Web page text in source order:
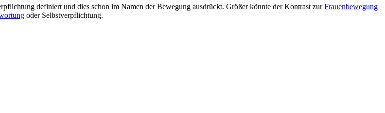
definiert und dies schon im Namen der Bewegung ausdrückt. Größer könnte der Kontrast zurFrauenbewegung
oder Selbst­verpflichtung.